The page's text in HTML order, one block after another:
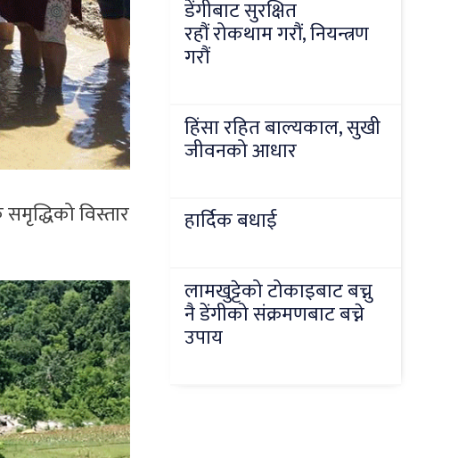
विस्तार
डेंगीबाट सुरक्षित
रहौं रोकथाम गरौं, नियन्त्रण
गरौं
हिंसा रहित बाल्यकाल, सुखी
जीवनको आधार
हार्दिक बधाई
लामखुट्टेको टोकाइबाट बच्नु
नै डेंगीको संक्रमणबाट बच्ने
उपाय